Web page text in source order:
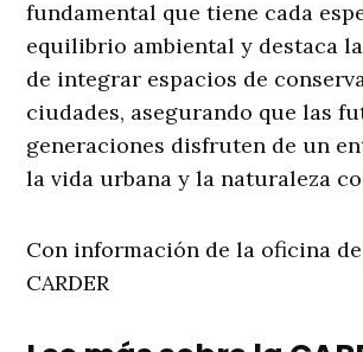
fundamental que tiene cada
equilibrio ambiental y destaca
de integrar espacios de
ciudades, asegurando que las
generaciones disfruten de un
la vida urbana y la naturaleza
Con información de la oficina
CARDER